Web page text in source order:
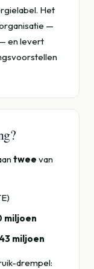
Het
—
en levert
twee van
miljoen
miljoen
drempel: